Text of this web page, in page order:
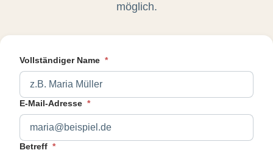
möglich.
Vollständiger Name *
E-Mail-Adresse *
Betreff *